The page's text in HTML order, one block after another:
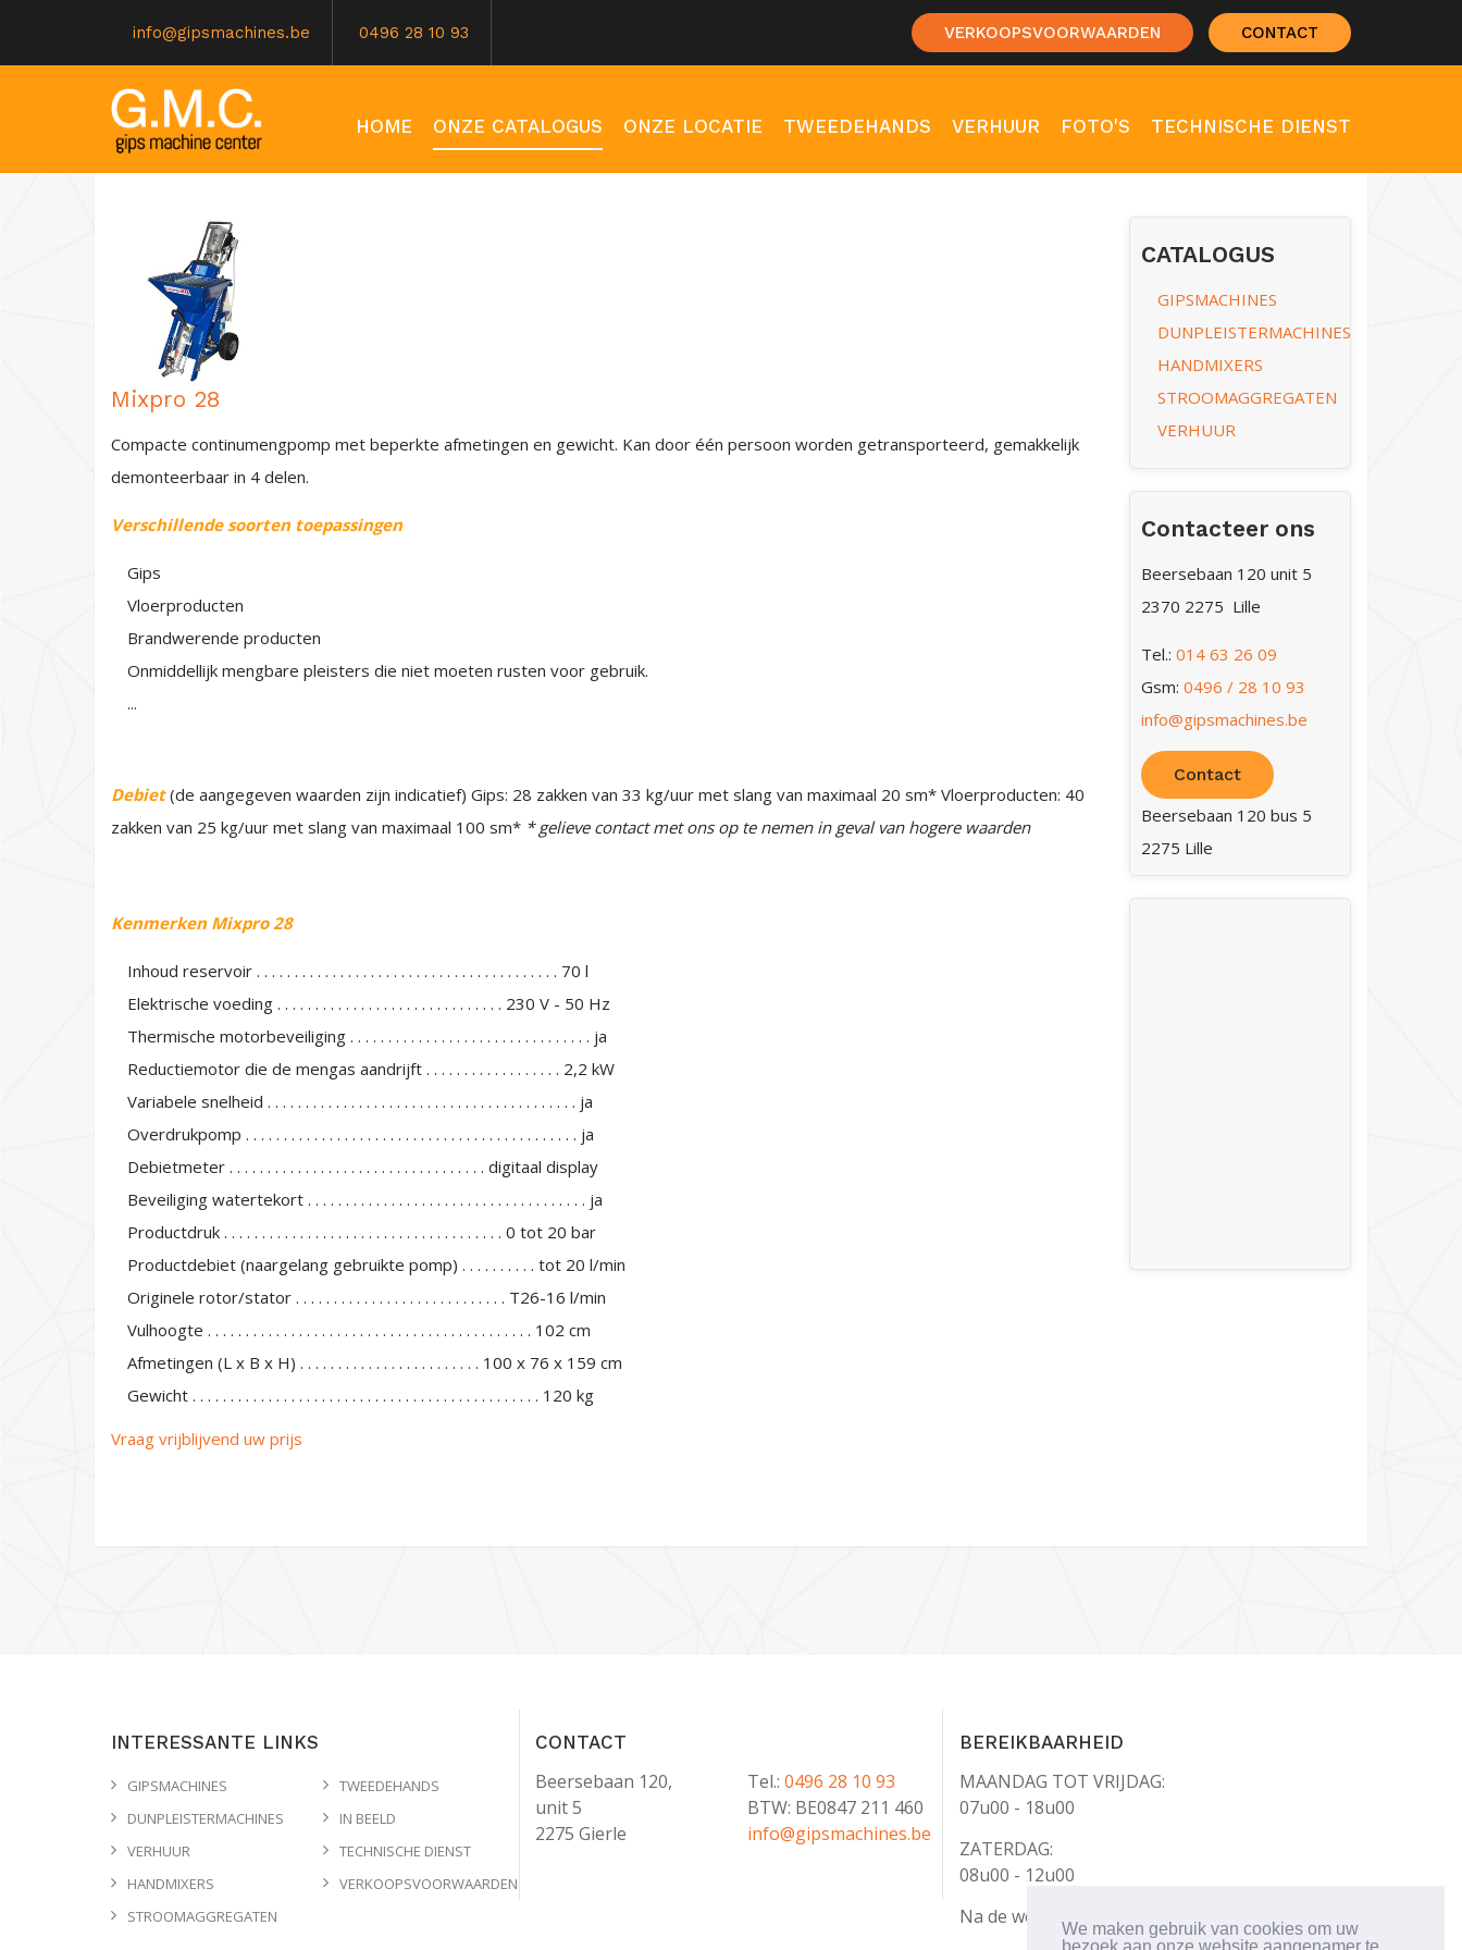
We maken gebruik van cookies om uw
info@gipsmachines.be 0496 28 10 93 VERKOOPSVOORWAARDEN CONTACT
HOME ONZE CATALOGUS ONZE LOCATIE TWEEDEHANDS VERHUUR FOTO'S TECHNISCHE DIENST
Mixpro 28
Compacte continumengpomp met beperkte afmetingen en gewicht. Kan door één persoon worden getransporteerd, gemakkelijk
demonteerbaar in 4 delen.
Verschillende soorten toepassingen
Gips
Vloerproducten
Brandwerende producten
Onmiddellijk mengbare pleisters die niet moeten rusten voor gebruik.
...
Debiet(de aangegeven waarden zijn indicatief) Gips: 28 zakken van 33 kg/uur met slang van maximaal 20 sm* Vloerproducten: 40
zakken van 25 kg/uur met slang van maximaal 100 sm* * gelieve contact met ons op te nemen in geval van hogere waarden
Kenmerken Mixpro 28
Inhoud reservoir . . . . . . . . . . . . . . . . . . . . . . . . . . . . . . . . . . . . . . . . 70 l
Elektrische voeding . . . . . . . . . . . . . . . . . . . . . . . . . . . . . . 230 V - 50 Hz
Thermische motorbeveiliging . . . . . . . . . . . . . . . . . . . . . . . . . . . . . . . . ja
Reductiemotor die de mengas aandrijft . . . . . . . . . . . . . . . . . . 2,2 kW
Variabele snelheid . . . . . . . . . . . . . . . . . . . . . . . . . . . . . . . . . . . . . . . . . ja
Overdrukpomp . . . . . . . . . . . . . . . . . . . . . . . . . . . . . . . . . . . . . . . . . . . . ja
Debietmeter . . . . . . . . . . . . . . . . . . . . . . . . . . . . . . . . . . digitaal display
Beveiliging watertekort . . . . . . . . . . . . . . . . . . . . . . . . . . . . . . . . . . . . . ja
Productdruk . . . . . . . . . . . . . . . . . . . . . . . . . . . . . . . . . . . . . 0 tot 20 bar
Productdebiet (naargelang gebruikte pomp) . . . . . . . . . . tot 20 l/min
Originele rotor/stator . . . . . . . . . . . . . . . . . . . . . . . . . . . . T26-16 l/min
Vulhoogte . . . . . . . . . . . . . . . . . . . . . . . . . . . . . . . . . . . . . . . . . . . 102 cm
Afmetingen (L x B x H) . . . . . . . . . . . . . . . . . . . . . . . . 100 x 76 x 159 cm
Gewicht . . . . . . . . . . . . . . . . . . . . . . . . . . . . . . . . . . . . . . . . . . . . . . 120 kg
Vraag vrijblijvend uw prijs
CATALOGUS
GIPSMACHINES
DUNPLEISTERMACHINES
HANDMIXERS
STROOMAGGREGATEN
VERHUUR
Contacteer ons
Beersebaan 120 unit 5
2370 2275 Lille
Tel.: 014 63 26 09
Gsm: 0496 / 28 10 93
info@gipsmachines.be
Contact
Beersebaan 120 bus 5
2275 Lille
INTERESSANTE LINKS
GIPSMACHINES
DUNPLEISTERMACHINES
VERHUUR
HANDMIXERS
STROOMAGGREGATEN
TWEEDEHANDS
IN BEELD
TECHNISCHE DIENST
VERKOOPSVOORWAARDEN
CONTACT
Beersebaan 120,
unit 5
2275 Gierle
Tel.: 0496 28 10 93
BTW: BE0847 211 460
info@gipsmachines.be
BEREIKBAARHEID
MAANDAG TOT VRIJDAG:
07u00 - 18u00
ZATERDAG:
08u00 - 12u00
Na de werkuren,
contacteer ons.